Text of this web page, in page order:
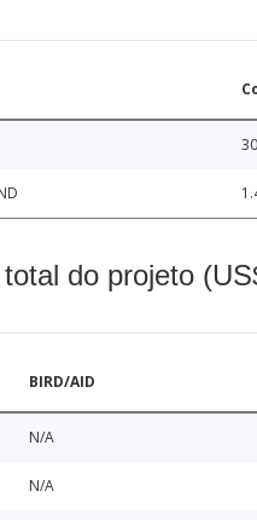
do projeto
BIRD/AID
N/A
N/A